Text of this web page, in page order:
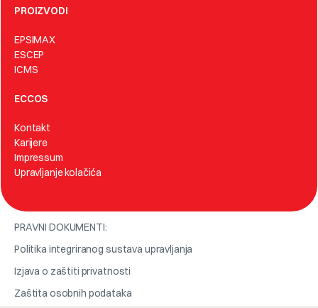
PROIZVODI
EPSIMAX
ESCEP
ICMS
ECCOS
Kontakt
Karijere
Impressum
Upravljanje kolačića
PRAVNI DOKUMENTI:
Politika integriranog sustava upravljanja
Izjava o zaštiti privatnosti
Zaštita osobnih podataka